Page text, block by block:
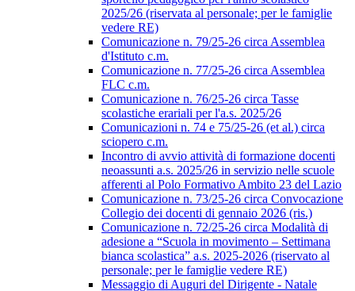
2025/26 (riservata al personale; per le famiglie
vedere RE)
Comunicazione n. 79/25-26 circa Assemblea
d'Istituto c.m.
Comunicazione n. 77/25-26 circa Assemblea
FLC c.m.
Comunicazione n. 76/25-26 circa Tasse
scolastiche erariali per l'a.s. 2025/26
Comunicazioni n. 74 e 75/25-26 (et al.) circa
sciopero c.m.
Incontro di avvio attività di formazione docenti
neoassunti a.s. 2025/26 in servizio nelle scuole
afferenti al Polo Formativo Ambito 23 del Lazio
Comunicazione n. 73/25-26 circa Convocazione
Collegio dei docenti di gennaio 2026 (ris.)
Comunicazione n. 72/25-26 circa Modalità di
adesione a “Scuola in movimento – Settimana
bianca scolastica” a.s. 2025-2026 (riservato al
personale; per le famiglie vedere RE)
Messaggio di Auguri del Dirigente - Natale